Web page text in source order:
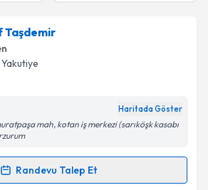
Taşdemir
Yakutiye
Haritada Göster
mah, kotan iş merkezi (sarıköşk kasabı
Randevu Talep Et
Talebi